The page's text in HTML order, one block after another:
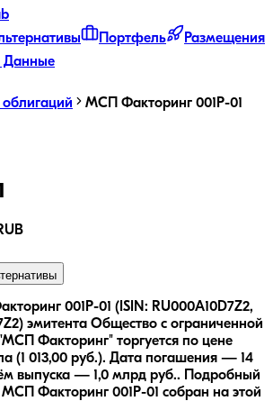
Портфель
Размещения
Данные
МСП Факторинг 001Р-01
001Р-01 (ISIN: RU000A10D7Z2,
эмитента Общество с ограниченной
Факторинг" торгуется по цене
(1 013,00 руб.). Дата погашения — 14
выпуска — 1,0 млрд руб..
Подробный
МСП Факторинг 001Р-01 собран на этой